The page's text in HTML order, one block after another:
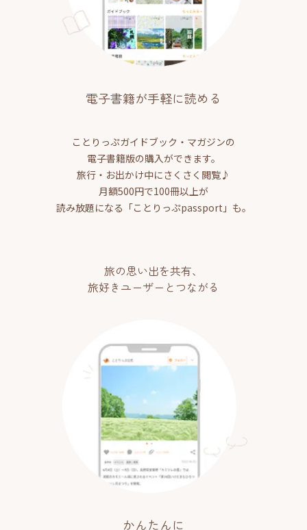
電子書籍が手軽に読める
ことりっぷガイドブック・マガジンの
電子書籍版の購入ができます。
旅行・お出かけ中にさくさく閲覧♪
月額500円で100冊以上が
読み放題になる「ことりっぷpassport」も。
旅の思い出を共有、
旅好きユーザーとつながる
かんたんに